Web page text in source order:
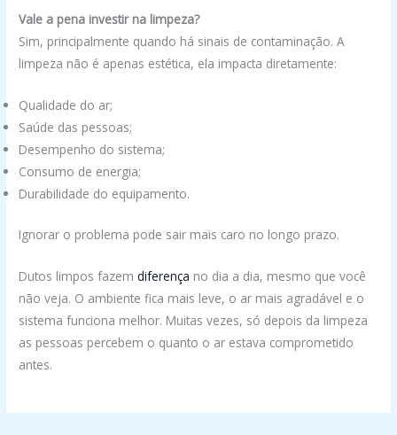
Vale a pena investir na limpeza?
Sim, principalmente quando há sinais de contaminação. A
limpeza não é apenas estética, ela impacta diretamente:
Qualidade do ar;
Saúde das pessoas;
Desempenho do sistema;
Consumo de energia;
Durabilidade do equipamento.
Ignorar o problema pode sair mais caro no longo prazo.
Dutos limpos fazemdiferença no dia a dia, mesmo que você
não veja. O ambiente fica mais leve, o ar mais agradável e o
sistema funciona melhor. Muitas vezes, só depois da limpeza
as pessoas percebem o quanto o ar estava comprometido
antes.